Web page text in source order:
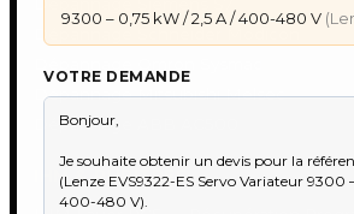
9300 – 0,75 kW / 2,5 A / 400-480 V
VOTRE DEMANDE
Dépannage Mitsubishi Melsec
Dépannage ABB AC500
IHM & PUPITRES